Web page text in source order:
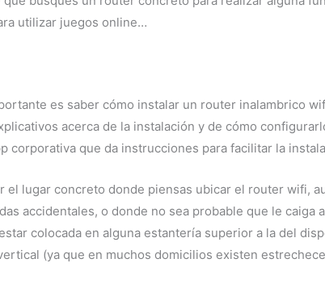
utilizar juegos online…
es saber cómo instalar un router inalambrico
acerca de la instalación y de cómo
corporativa que da instrucciones para facilitar la
el lugar concreto donde piensas ubicar el router wifi,
accidentales, o donde no sea probable que le
colocada en alguna estantería superior a la del
(ya que en muchos domicilios existen